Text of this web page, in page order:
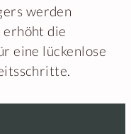
werden
die
eine lückenlose